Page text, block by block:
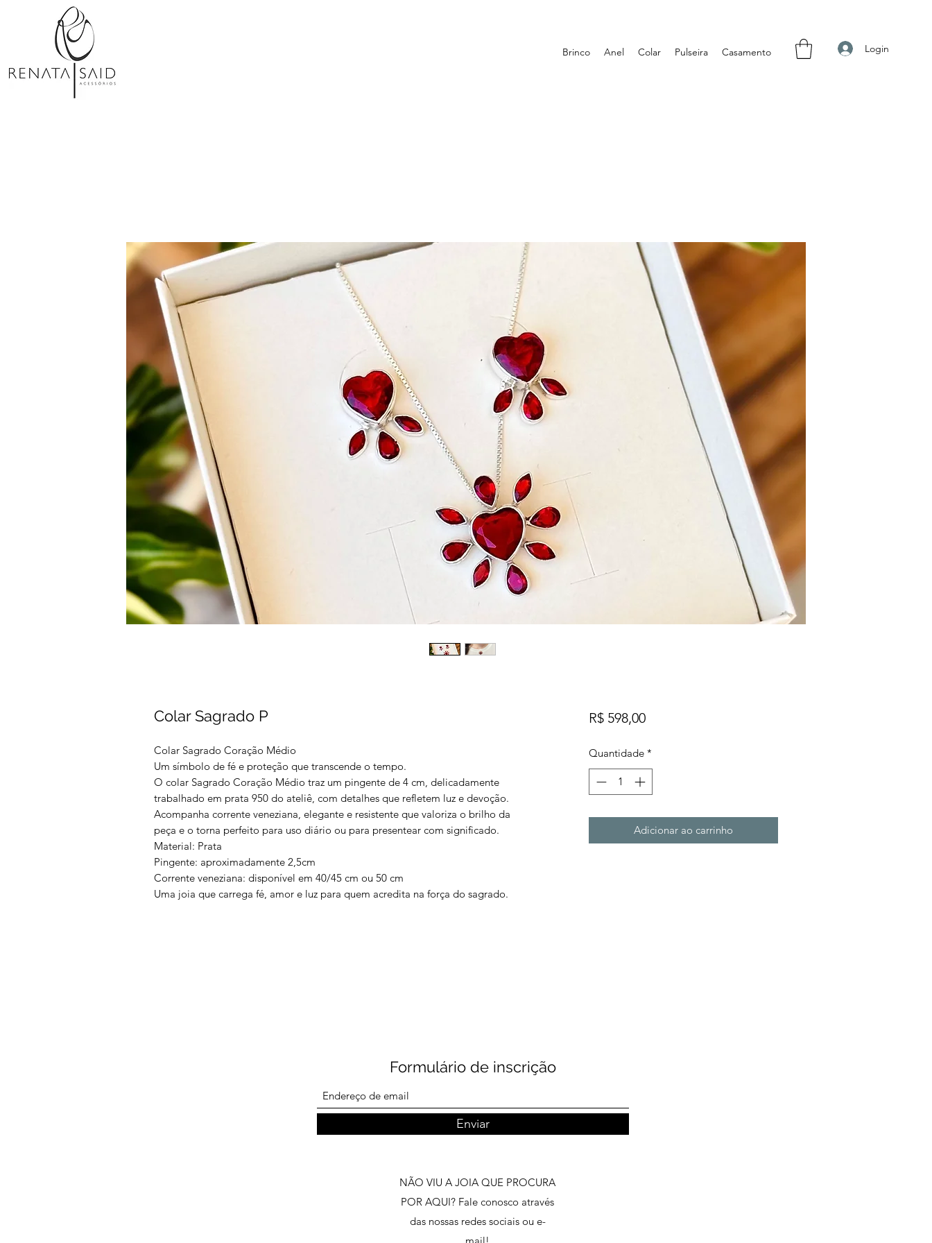
Brinco Anel Colar Pulseira Casamento Login
Colar Sagrado P
Colar Sagrado Coração Médio
Um símbolo de fé e proteção que transcende o tempo.
O colar Sagrado Coração Médio traz um pingente de 4 cm, delicadamente
trabalhado em prata 950 do ateliê, com detalhes que refletem luz e devoção.
Acompanha corrente veneziana, elegante e resistente que valoriza o brilho da
peça e o torna perfeito para uso diário ou para presentear com significado.
Material: Prata
Pingente: aproximadamente 2,5cm
Corrente veneziana: disponível em 40/45 cm ou 50 cm
Uma joia que carrega fé, amor e luz para quem acredita na força do sagrado.
R$ 598,00Preço
Quantidade *
Adicionar ao carrinho
Formulário de inscrição
Enviar
NÃO VIU A JOIA QUE PROCURA
POR AQUI? Fale conosco através
das nossas redes sociais ou e-
mail!